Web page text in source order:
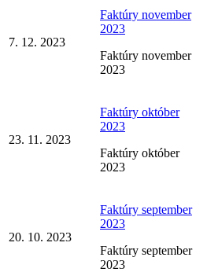
7. 12. 2023
Faktúry november
2023
Faktúry november
2023
23. 11. 2023
Faktúry október
2023
Faktúry október
2023
20. 10. 2023
Faktúry september
2023
Faktúry september
2023